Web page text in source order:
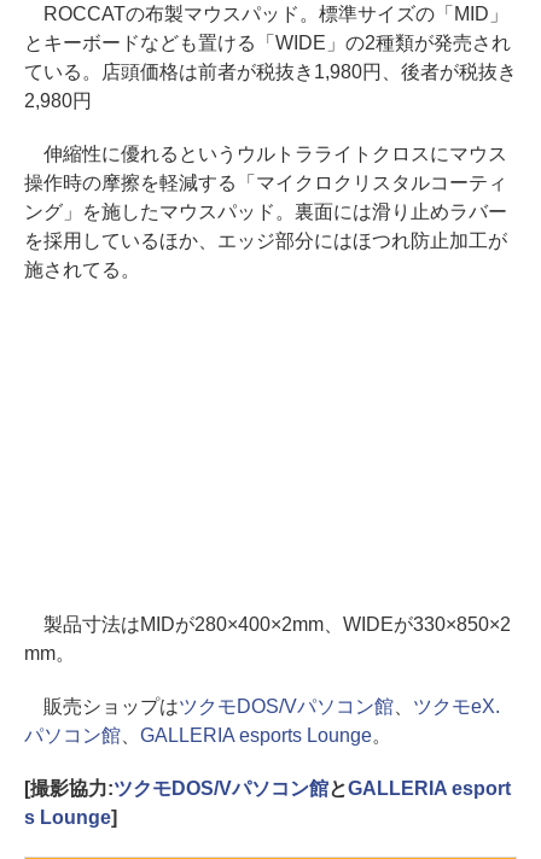
ROCCATの布製マウスパッド。標準サイズの「MID」
とキーボードなども置ける「WIDE」の2種類が発売され
ている。店頭価格は前者が税抜き1,980円、後者が税抜き
2,980円
伸縮性に優れるというウルトラライトクロスにマウス
操作時の摩擦を軽減する「マイクロクリスタルコーティ
ング」を施したマウスパッド。裏面には滑り止めラバー
を採用しているほか、エッジ部分にはほつれ防止加工が
施されてる。
製品寸法はMIDが280×400×2mm、WIDEが330×850×2
mm。
販売ショップはツクモDOS/Vパソコン館、 ツクモeX.
パソコン館、 GALLERIA esports Lounge。
[撮影協力:ツクモDOS/Vパソコン館とGALLERIA esport
s Lounge]